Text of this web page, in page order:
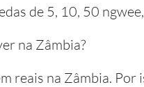
de 5, 10, 50
na Zâmbia?
reais na Zâmbia. Por